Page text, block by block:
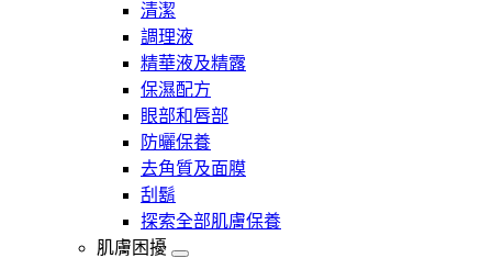
清潔
調理液
精華液及精露
保濕配方
眼部和唇部
防曬保養
去角質及面膜
刮鬍
探索全部肌膚保養
肌膚困擾